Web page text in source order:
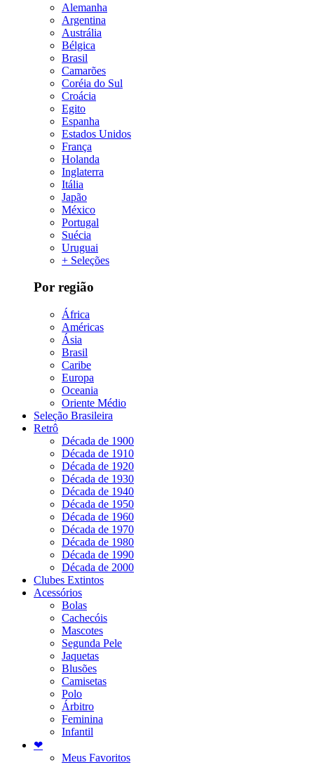
Alemanha
Argentina
Austrália
Bélgica
Brasil
Camarões
Coréia do Sul
Croácia
Egito
Espanha
Estados Unidos
França
Holanda
Inglaterra
Itália
Japão
México
Portugal
Suécia
Uruguai
+ Seleções
Por região
África
Américas
Ásia
Brasil
Caribe
Europa
Oceania
Oriente Médio
Seleção Brasileira
Retrô
Década de 1900
Década de 1910
Década de 1920
Década de 1930
Década de 1940
Década de 1950
Década de 1960
Década de 1970
Década de 1980
Década de 1990
Década de 2000
Clubes Extintos
Acessórios
Bolas
Cachecóis
Mascotes
Segunda Pele
Jaquetas
Blusões
Camisetas
Polo
Árbitro
Feminina
Infantil
❤
Meus Favoritos